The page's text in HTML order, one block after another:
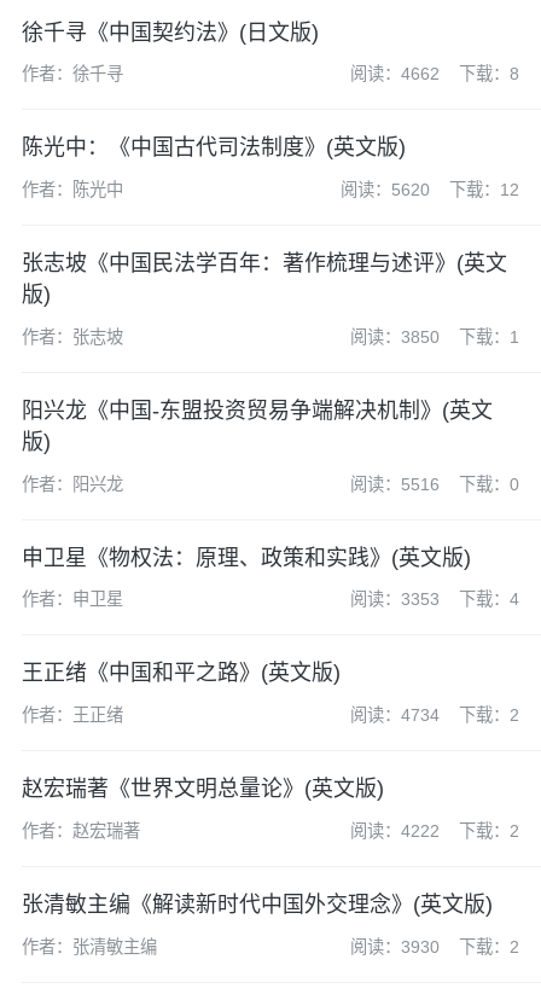
徐千寻《中国契约法》(日文版)
作者：徐千寻 阅读：4662 下载：8
陈光中：《中国古代司法制度》(英文版)
作者：陈光中 阅读：5620 下载：12
张志坡《中国民法学百年：著作梳理与述评》(英文
版)
作者：张志坡 阅读：3850 下载：1
阳兴龙《中国-东盟投资贸易争端解决机制》(英文
版)
作者：阳兴龙 阅读：5516 下载：0
申卫星《物权法：原理、政策和实践》(英文版)
作者：申卫星 阅读：3353 下载：4
王正绪《中国和平之路》(英文版)
作者：王正绪 阅读：4734 下载：2
赵宏瑞著《世界文明总量论》(英文版)
作者：赵宏瑞著 阅读：4222 下载：2
张清敏主编《解读新时代中国外交理念》(英文版)
作者：张清敏主编 阅读：3930 下载：2